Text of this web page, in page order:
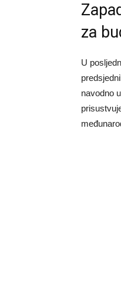
za
U
navodno